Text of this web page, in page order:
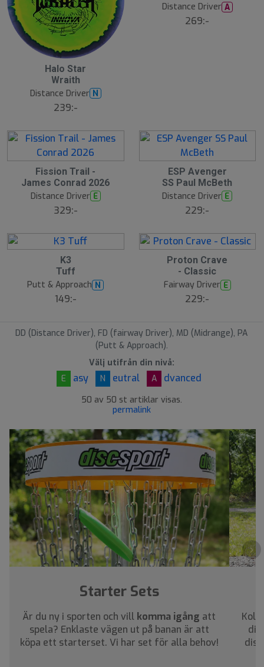
Halo Star
Wraith
Distance Driver N
239:-
Distance Driver A
269:-
Fission Trail -
James Conrad 2026
Distance Driver E
329:-
ESP Avenger
SS Paul McBeth
Distance Driver E
229:-
K3
Tuff
Putt & Approach N
149:-
Proton Crave
- Classic
Fairway Driver E
229:-
DD (Distance Driver), FD (fairway Driver), MD (Midrange), PA
(Putt & Approach).
Välj utifrån din nivå:
E
asy N eutral A dvanced
50 av 50 st artiklar visas.
permalink
›
Starter Sets
Är du ny i sporten och vill komma igång att
spela? Enklaste vägen ut på banan är att
köpa ett starterset. Vi har set för alla behov!